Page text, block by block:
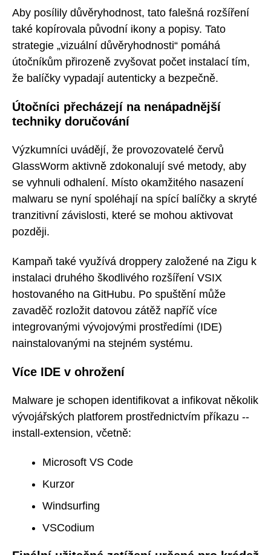
Aby posílily důvěryhodnost, tato falešná rozšíření
také kopírovala původní ikony a popisy. Tato
strategie „vizuální důvěryhodnosti“ pomáhá
útočníkům přirozeně zvyšovat počet instalací tím,
že balíčky vypadají autenticky a bezpečně.
Útočníci přecházejí na nenápadnější
techniky doručování
Výzkumníci uvádějí, že provozovatelé červů
GlassWorm aktivně zdokonalují své metody, aby
se vyhnuli odhalení. Místo okamžitého nasazení
malwaru se nyní spoléhají na spící balíčky a skryté
tranzitivní závislosti, které se mohou aktivovat
později.
Kampaň také využívá droppery založené na Zigu k
instalaci druhého škodlivého rozšíření VSIX
hostovaného na GitHubu. Po spuštění může
zavaděč rozložit datovou zátěž napříč více
integrovanými vývojovými prostředími (IDE)
nainstalovanými na stejném systému.
Více IDE v ohrožení
Malware je schopen identifikovat a infikovat několik
vývojářských platforem prostřednictvím příkazu --
install-extension, včetně:
Microsoft VS Code
Kurzor
Windsurfing
VSCodium